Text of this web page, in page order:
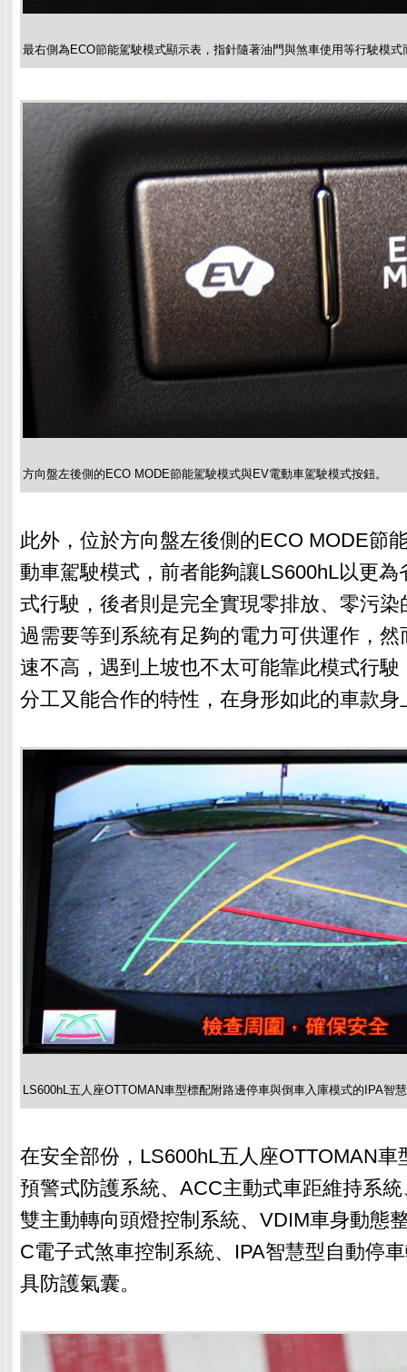
最右側為ECO節能駕駛模式顯示表，指針隨著油門與煞車使用等行駛模式
方向盤左後側的ECO MODE節能駕駛模式與EV電動車駕駛模式按鈕。
此外，位於方向盤左後側的ECO MODE節
動車駕駛模式，前者能夠讓LS600hL以更為
式行駛，後者則是完全實現零排放、零污
過需要等到系統有足夠的電力可供運作，
速不高，遇到上坡也不太可能靠此模式行
分工又能合作的特性，在身形如此的車款
LS600hL五人座OTTOMAN車型標配附路邊停車與倒車入庫模式的IPA智
在安全部份，LS600hL五人座OTTOMAN車
預警式防護系統、ACC主動式車距維持系
雙主動轉向頭燈控制系統、VDIM車身動態
C電子式煞車控制系統、IPA智慧型自動停
具防護氣囊。